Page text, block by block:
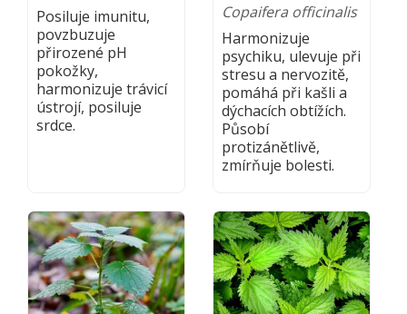
Posiluje imunitu,
povzbuzuje
přirozené pH
pokožky,
harmonizuje trávicí
ústrojí, posiluje
srdce.
Copaifera officinalis
Harmonizuje
psychiku, ulevuje při
stresu a nervozitě,
pomáhá při kašli a
dýchacích obtížích.
Působí
protizánětlivě,
zmírňuje bolesti.